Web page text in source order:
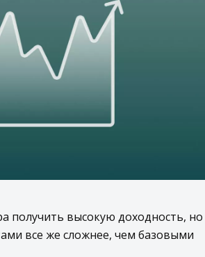
получить высокую доходность, но
все же сложнее, чем базовыми